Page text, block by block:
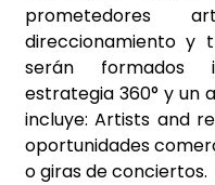
prometedores
direccionamiento y
serán formados
estrategia 360° y un
incluye: Artists and
oportunidades
o giras de conciertos.